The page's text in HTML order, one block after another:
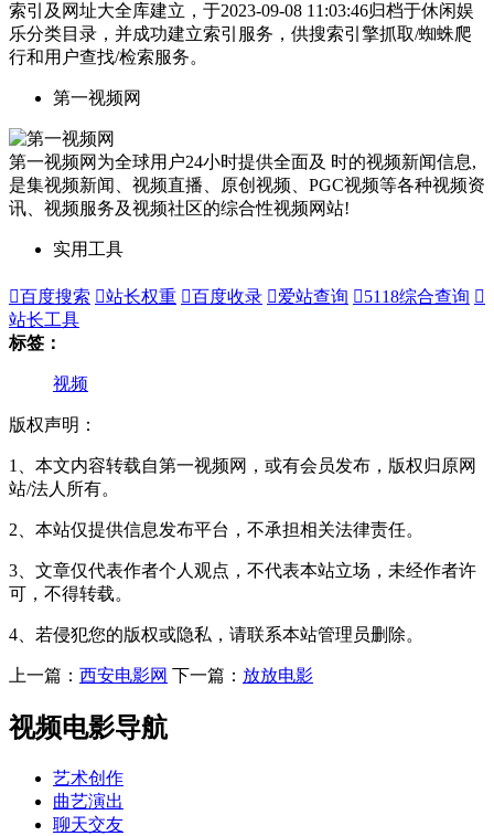
索引及网址大全库建立，于2023-09-08 11:03:46归档于休闲娱
乐分类目录，并成功建立索引服务，供搜索引擎抓取/蜘蛛爬
行和用户查找/检索服务。
第一视频网
第一视频网为全球用户24小时提供全面及 时的视频新闻信息,
是集视频新闻、视频直播、原创视频、PGC视频等各种视频资
讯、视频服务及视频社区的综合性视频网站!
实用工具
百度搜索 站长权重 百度收录 爱站查询 5118综合查询 
站长工具
标签：
视频
版权声明：
1、本文内容转载自第一视频网，或有会员发布，版权归原网
站/法人所有。
2、本站仅提供信息发布平台，不承担相关法律责任。
3、文章仅代表作者个人观点，不代表本站立场，未经作者许
可，不得转载。
4、若侵犯您的版权或隐私，请联系本站管理员删除。
上一篇： 西安电影网 下一篇： 放放电影
视频电影导航
艺术创作
曲艺演出
聊天交友